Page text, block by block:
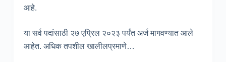
आहे.
या सर्व पदांसाठी २७ एप्रिल २०२३ पर्यंत अर्ज मागवण्यात आले
आहेत. अधिक तपशील खालीलप्रमाणे…